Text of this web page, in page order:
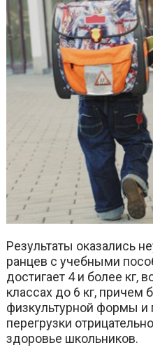
Результаты оказались
ранцев с учебными
достигает 4 и более кг,
классах до 6 кг, причем
физкультурной формы и
перегрузки
здоровье школьников.